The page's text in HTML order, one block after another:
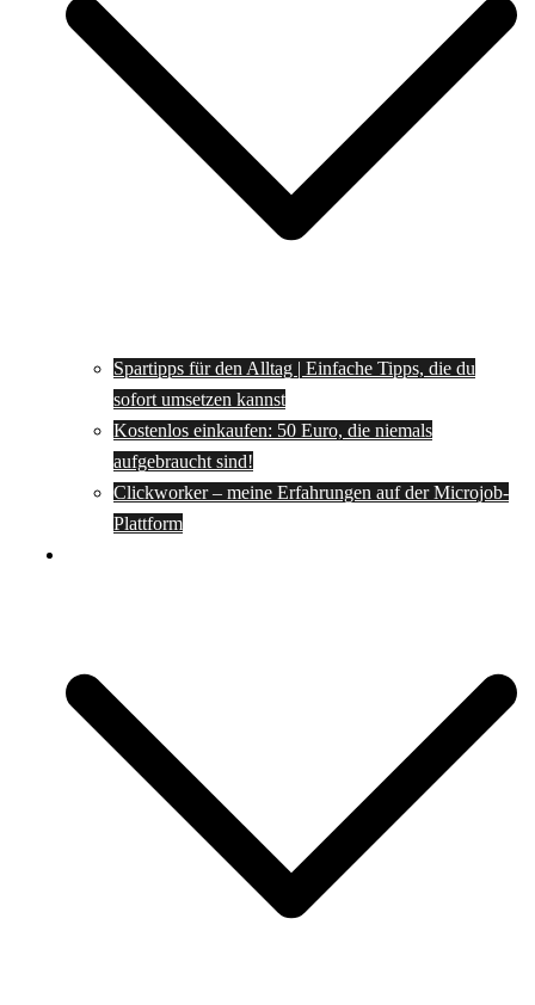
Spartipps für den Alltag | Einfache Tipps, die du
sofort umsetzen kannst
Kostenlos einkaufen: 50 Euro, die niemals
aufgebraucht sind!
Clickworker – meine Erfahrungen auf der Microjob-
Plattform